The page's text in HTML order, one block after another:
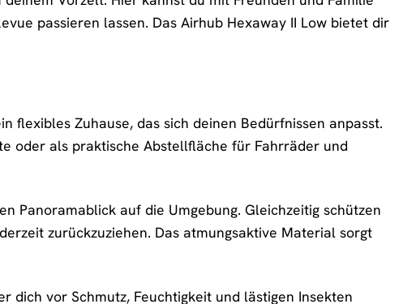
passieren lassen. Das Airhub Hexaway II Low bietet dir
flexibles Zuhause, das sich deinen Bedürfnissen anpasst.
oder als praktische Abstellfläche für Fahrräder und
Panoramablick auf die Umgebung. Gleichzeitig schützen
zurückzuziehen. Das atmungsaktive Material sorgt
dich vor Schmutz, Feuchtigkeit und lästigen Insekten